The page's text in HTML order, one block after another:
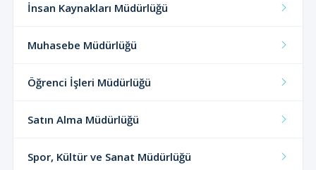
İnsan Kaynakları Müdürlüğü
Muhasebe Müdürlüğü
Öğrenci İşleri Müdürlüğü
Satın Alma Müdürlüğü
Spor, Kültür ve Sanat Müdürlüğü